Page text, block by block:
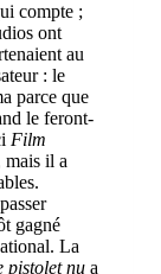
compte ;
ont
au
: le
parce que
le feront-
Film
mais il a
gagné
La
pistolet nu a